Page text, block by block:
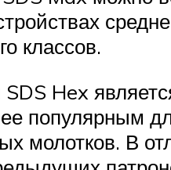
классов.
Hex
популярным
молотков. В